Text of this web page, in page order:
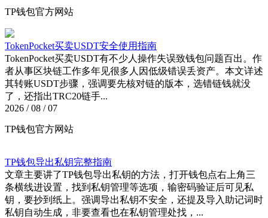
TP钱包官方网站
TokenPocket买卖USDT安全使用指南
TokenPocket买卖USDT有不少人操作失误致钱包问题百出。作
者从事区块链工作多年见很多人因低级错误丢资产。本文详述
其转账USDT步骤，强调要先核对链的版本，选错链钱就没
了，还指出TRC20链手...
2026 / 08 / 07
TP钱包官方网站
TP钱包导出私钥完整指南
文章主要讲了TP钱包导出私钥的方法，打开钱包点右上角三
条横线进设置，找到私钥管理等选项，输密码验证后可见私
钥，要抄到纸上。强调导出私钥不安全，还提及导入助记词时
私钥自动生成，非要查看也在私钥管理处找，...